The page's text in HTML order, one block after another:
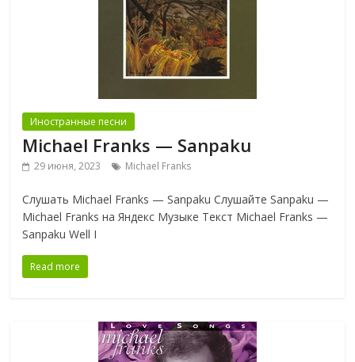
Иностранные песни
Michael Franks — Sanpaku
29 июня, 2023 Michael Franks
Слушать Michael Franks — Sanpaku Слушайте Sanpaku —
Michael Franks на Яндекс Музыке Текст Michael Franks —
Sanpaku Well I
Read more